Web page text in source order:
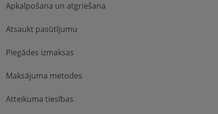
Apkalpošana un atgriešana
Atsaukt pasūtījumu
Piegādes izmaksas
Maksājuma metodes
Atteikuma tiesības